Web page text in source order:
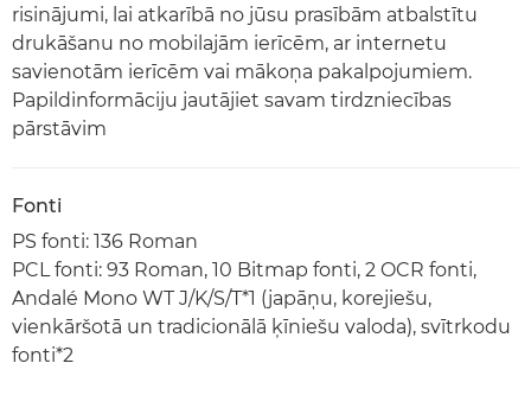
risinājumi, lai atkarībā no jūsu prasībām atbalstītu
drukāšanu no mobilajām ierīcēm, ar internetu
savienotām ierīcēm vai mākoņa pakalpojumiem.
Papildinformāciju jautājiet savam tirdzniecības
pārstāvim
Fonti
PS fonti: 136 Roman
PCL fonti: 93 Roman, 10 Bitmap fonti, 2 OCR fonti,
Andalé Mono WT J/K/S/T*1 (japāņu, korejiešu,
vienkāršotā un tradicionālā ķīniešu valoda), svītrkodu
fonti*2